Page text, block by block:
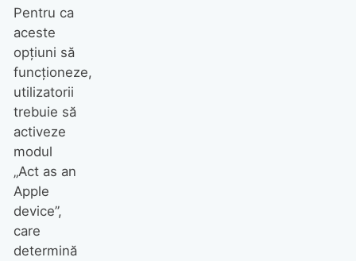
Pentru ca
aceste
opțiuni să
funcționeze,
utilizatorii
trebuie să
activeze
modul
„Act as an
Apple
device”,
care
determină